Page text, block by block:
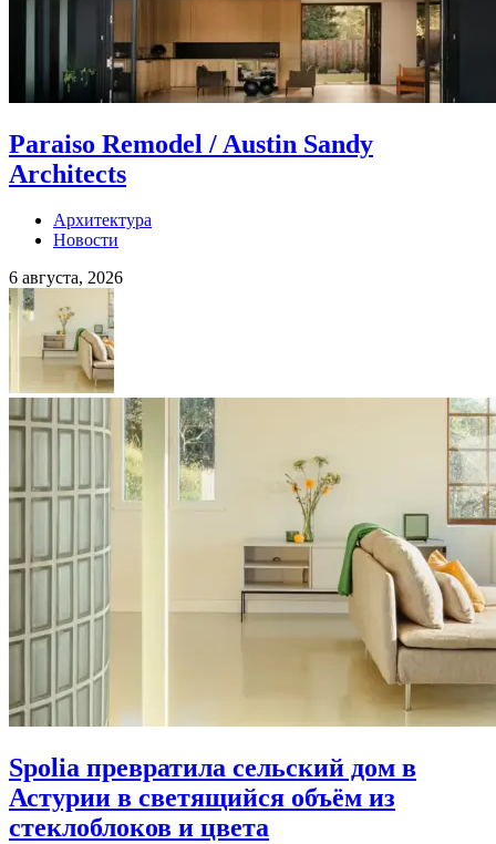
Paraiso Remodel / Austin Sandy
Architects
Архитектура
Новости
6 августа, 2026
Spolia превратила сельский дом в
Астурии в светящийся объём из
стеклоблоков и цвета